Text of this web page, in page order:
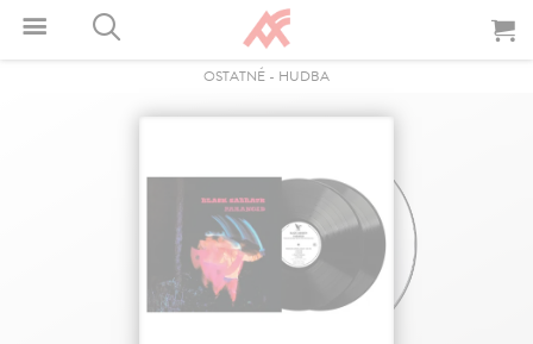
OSTATNÉ - HUDBA